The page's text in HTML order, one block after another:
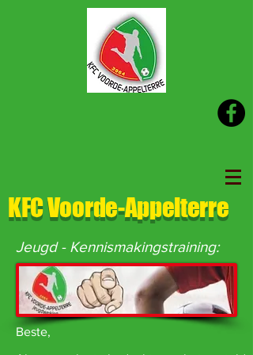
KFC Voorde-Appelterre
Jeugd - Kennismakingstraining:
Beste,